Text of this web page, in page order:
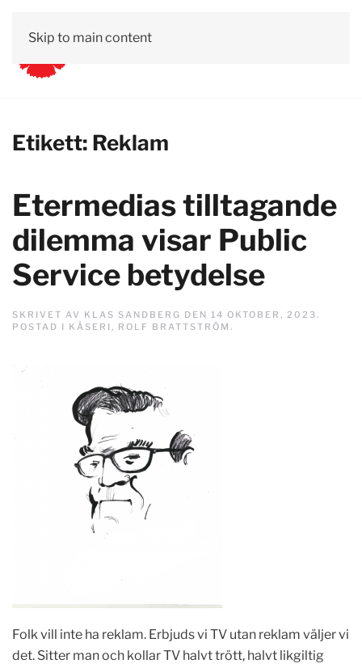
Skip to main content
Etikett: Reklam
Etermedias tilltagande
dilemma visar Public
Service betydelse
SKRIVET AV KLAS SANDBERG DEN 14 OKTOBER, 2023.
POSTAD I KÅSERI , ROLF BRATTSTRÖM .
Folk vill inte ha reklam. Erbjuds vi TV utan reklam väljer vi
det. Sitter man och kollar TV halvt trött, halvt likgiltig